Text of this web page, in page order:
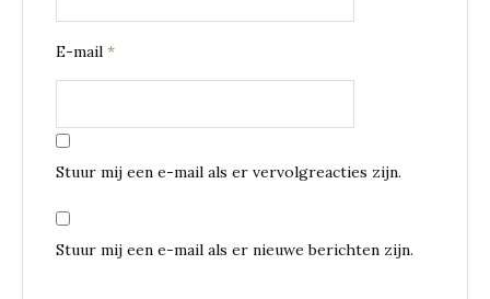
E-mail *
Stuur mij een e-mail als er vervolgreacties zijn.
Stuur mij een e-mail als er nieuwe berichten zijn.